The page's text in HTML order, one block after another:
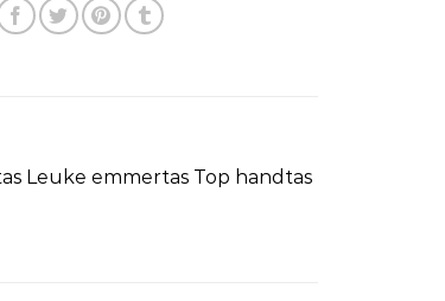
Leuke emmertas Top handtas